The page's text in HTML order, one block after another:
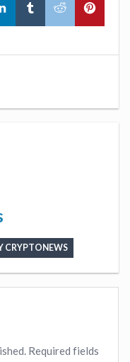
CRYPTONEWS
Required fields